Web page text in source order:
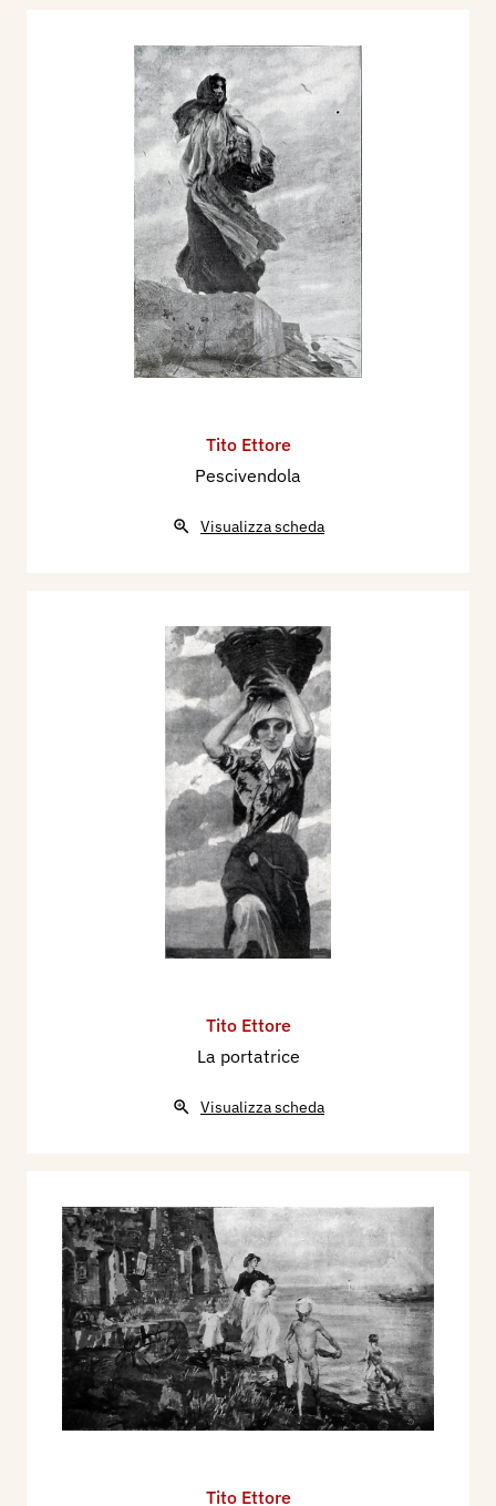
Tito Ettore
Pescivendola
Visualizza scheda
Tito Ettore
La portatrice
Visualizza scheda
Tito Ettore